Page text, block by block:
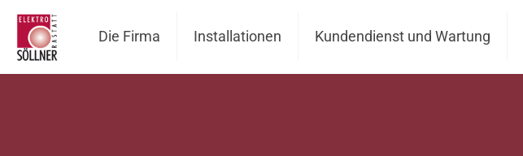
Die Firma Installationen Kundendienst und Wartung